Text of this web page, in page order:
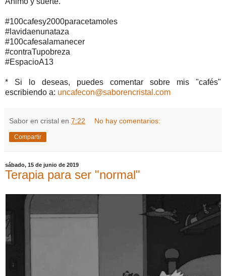
#100cafesy2000paracetamoles
#lavidaenunataza
#100cafesalamanecer
#contraTupobreza
#EspacioA13
* Si lo deseas, puedes comentar sobre mis "cafés"
escribiendo a: uncafecon@saborencristal.com
Sabor en cristal en 7:22 No hay comentarios:
Compartir
sábado, 15 de junio de 2019
Terapia para ser "normal"